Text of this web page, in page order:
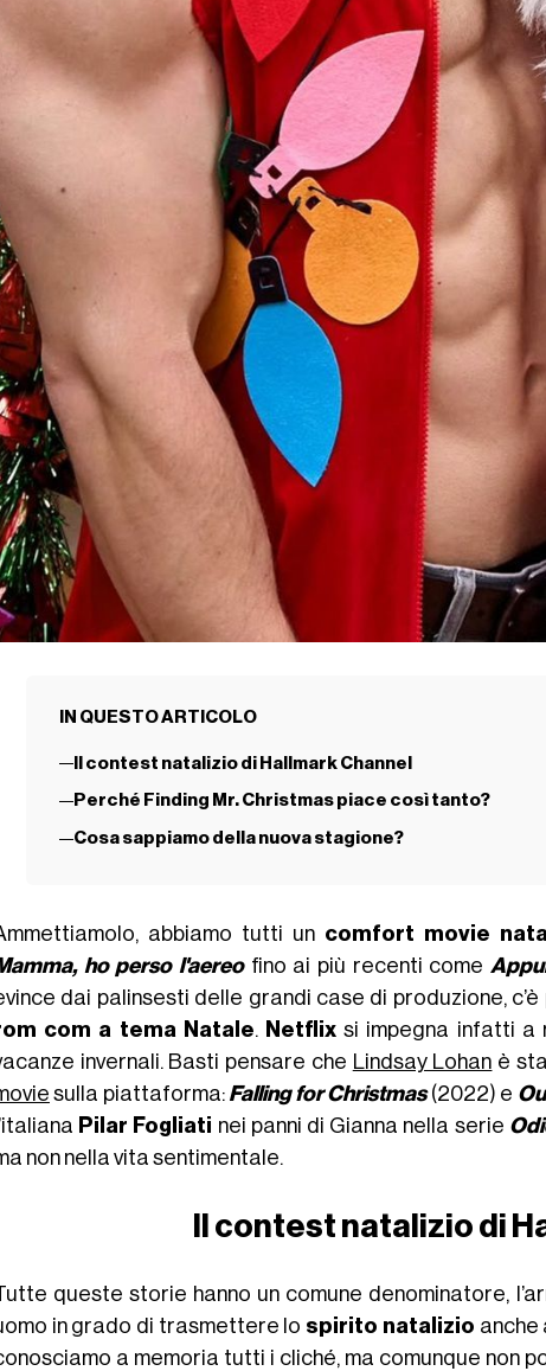
IN QUESTO ARTICOLO
Il contest natalizio di Hallmark Channel
Perché Finding Mr. Christmas piace così tanto?
Cosa sappiamo della nuova stagione?
abbiamo tutti un comfort movie
ho perso l'aereo fino ai più recenti come
dai palinsesti delle grandi case di produzione,
com a tema Natale. Netflixsi impegna infatti a
invernali. Basti pensare che Lindsay Lohan è
sulla piattaforma: Falling for Christmas(2022) e
l’italiana Pilar Fogliati nei panni di Gianna nella serie
non nella vita sentimentale.
Il contest natalizio di
queste storie hanno un comune denominatore,
in grado di trasmettere lo spirito natalizio anche
a memoria tutti i cliché, ma comunque non